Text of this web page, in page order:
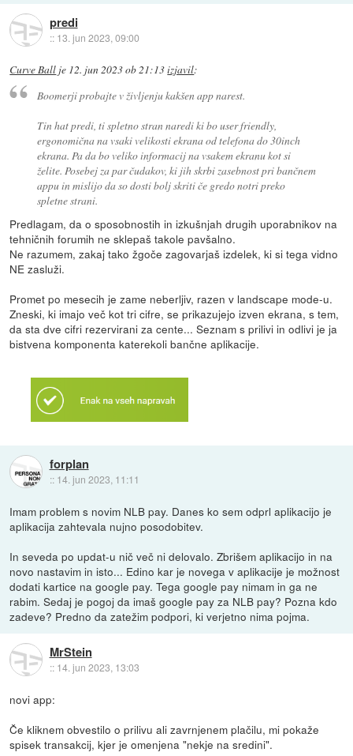
predi
:: 13. jun 2023, 09:00
Curve Ball je 12. jun 2023 ob 21:13izjavil:
Boomerji probajte v življenju kakšen app narest.
Tin hat predi, ti spletno stran naredi ki bo user friendly,
ergonomična na vsaki velikosti ekrana od telefona do 30inch
ekrana. Pa da bo veliko informacij na vsakem ekranu kot si
želite. Posebej za par čudakov, ki jih skrbi zasebnost pri bančnem
appu in mislijo da so dosti bolj skriti če gredo notri preko
spletne strani.
Predlagam, da o sposobnostih in izkušnjah drugih uporabnikov na
tehničnih forumih ne sklepaš takole pavšalno.
Ne razumem, zakaj tako žgoče zagovarjaš izdelek, ki si tega vidno
NE zasluži.
Promet po mesecih je zame neberljiv, razen v landscape mode-u.
Zneski, ki imajo več kot tri cifre, se prikazujejo izven ekrana, s tem,
da sta dve cifri rezervirani za cente... Seznam s prilivi in odlivi je ja
bistvena komponenta katerekoli bančne aplikacije.
forplan
:: 14. jun 2023, 11:11
Imam problem s novim NLB pay. Danes ko sem odprl aplikacijo je
aplikacija zahtevala nujno posodobitev.
In seveda po updat-u nič več ni delovalo. Zbrišem aplikacijo in na
novo nastavim in isto... Edino kar je novega v aplikacije je možnost
dodati kartice na google pay. Tega google pay nimam in ga ne
rabim. Sedaj je pogoj da imaš google pay za NLB pay? Pozna kdo
zadeve? Predno da zatežim podpori, ki verjetno nima pojma.
MrStein
:: 14. jun 2023, 13:03
novi app:
Če kliknem obvestilo o prilivu ali zavrnjenem plačilu, mi pokaže
spisek transakcij, kjer je omenjena "nekje na sredini".